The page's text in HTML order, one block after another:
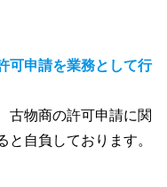
可申請を業務として行
古物商の許可申請に関
自負しております。